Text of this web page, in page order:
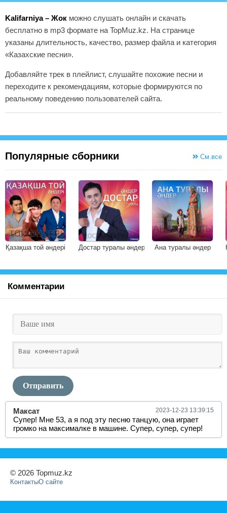
Kalifarniya – Жок можно слушать онлайн и скачать
бесплатно в mp3 формате на TopMuz.kz. На странице
указаны длительность, качество, размер файла и категория
«Казахские песни».
Добавляйте трек в плейлист, слушайте похожие песни и
переходите к рекомендациям, которые формируются по
реальному поведению пользователей сайта.
Популярные сборники См.все
Қазақша той әндері Достар туралы әндер Ана туралы әндер
Комментарии
Отправить
Максат 2023-12-23 13:39:15
Супер! Мне 53, а я под эту песню танцую, она играет
громко на максималке в машине. Супер, супер, супер!
© 2026 Topmuz.kz
КонтактыО сайте